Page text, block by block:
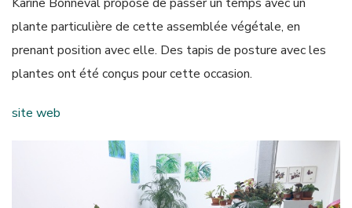
plante particulière de cette assemblée végétale, en
prenant position avec elle. Des tapis de posture avec les
plantes ont été conçus pour cette occasion.
site web